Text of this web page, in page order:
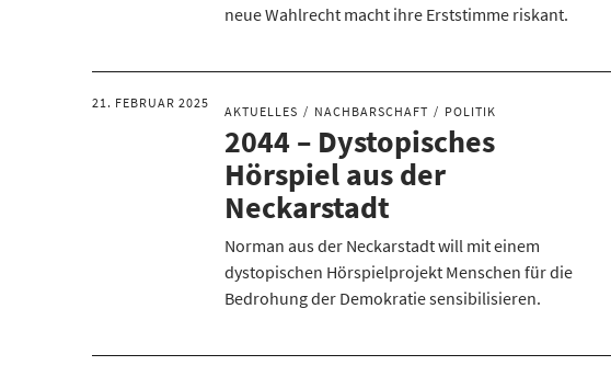
neue Wahlrecht macht ihre Erststimme riskant.
21. FEBRUAR 2025
AKTUELLES NACHBARSCHAFT POLITIK
2044 – Dystopisches
Hörspiel aus der
Neckarstadt
Norman aus der Neckarstadt will mit einem
dystopischen Hörspielprojekt Menschen für die
Bedrohung der Demokratie sensibilisieren.